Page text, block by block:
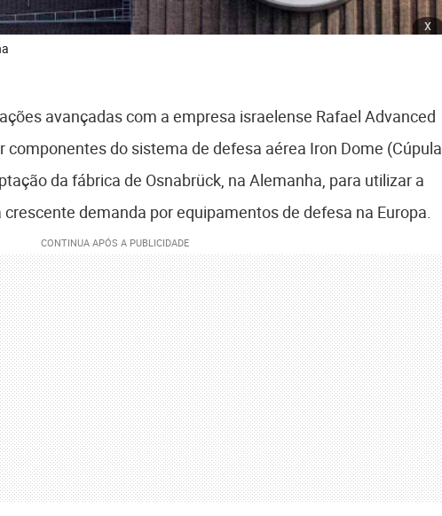
x
avançadas com a empresa israelense Rafael Advanced
componentes do sistema de defesa aérea Iron Dome (Cúpula
da fábrica de Osnabrück, na Alemanha, para utilizar a
demanda por equipamentos de defesa na Europa.